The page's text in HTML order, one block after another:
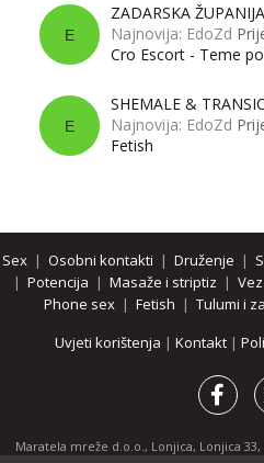
E
ZADARSKA
Najnovija: EdoZd
Cro Escort - Teme
E
SHEMALE &
Najnovija: EdoZd
Fetish
Sex| Osobni kontakti | Druženje |
| Potencija | Masaže i striptiz |
Phone sex| Fetish | Tulumi i
Uvjeti korištenja | Kontakt |
Maratela mreže d.o.o., Lonjica, Lonjica